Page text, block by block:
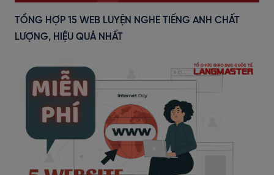
TỔNG HỢP 15 WEB LUYỆN NGHE TIẾNG ANH CHẤT
LƯỢNG, HIỆU QUẢ NHẤT